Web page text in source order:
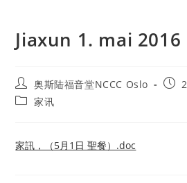
Jiaxun 1. mai 2016
Post
author:
奥斯陆福音堂NCCC Oslo
Post
Post家讯
家訊，（5月1日 聖餐）.doc